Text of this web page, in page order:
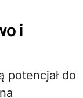
i
potencjał do